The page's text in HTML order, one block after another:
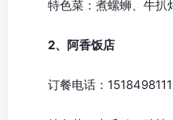
特色菜：煮螺蛳、牛扒
2、 阿香饭店
订餐电话：